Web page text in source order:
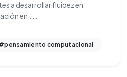
a desarrollar fluidez en
en ...
computacional